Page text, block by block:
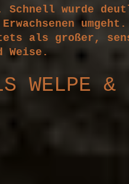
Schnell wurde
umg
als großer,
Weise.
WELPE